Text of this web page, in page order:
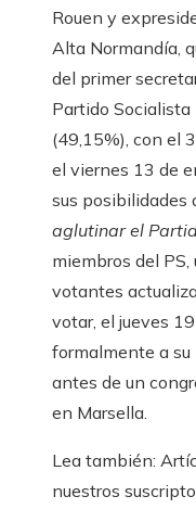
Rouen y
Alta Normandía,
del primer
Partido Socialista
(49,15%), con el
el viernes 13 de
sus posibilidades
aglutinar el
miembros del
votantes
votar, el jueves
formalmente a su
antes de un
en Marsella.
Lea también:
nuestros